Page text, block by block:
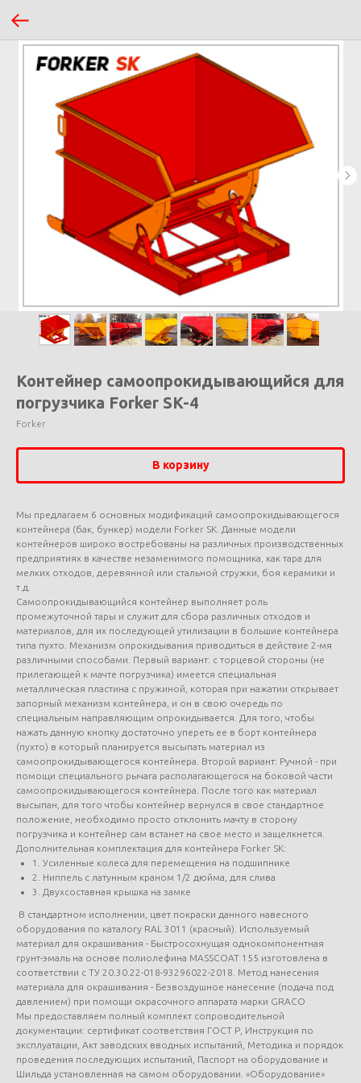
Контейнер самоопрокидывающийся для
погрузчика Forker SK-4
Forker
В корзину
Мы предлагаем 6 основных модификаций самоопрокидывающегося
контейнера (бак, бункер) модели Forker SK. Данные модели
контейнеров широко востребованы на различных производственных
предприятиях в качестве незаменимого помощника, как тара для
мелких отходов, деревянной или стальной стружки, боя керамики и
т.д.
Самоопрокидывающийся контейнер выполняет роль
промежуточной тары и служит для сбора различных отходов и
материалов, для их последующей утилизации в большие контейнера
типа пухто. Механизм опрокидывания приводиться в действие 2-мя
различными способами. Первый вариант: с торцевой стороны (не
прилегающей к мачте погрузчика) имеется специальная
металлическая пластина с пружиной, которая при нажатии открывает
запорный механизм контейнера, и он в свою очередь по
специальным направляющим опрокидывается. Для того, чтобы
нажать данную кнопку достаточно упереть ее в борт контейнера
(пухто) в который планируется высыпать материал из
самоопрокидывающегося контейнера. Второй вариант: Ручной - при
помощи специального рычага располагающегося на боковой части
самоопрокидывающегося контейнера. После того как материал
высыпан, для того чтобы контейнер вернулся в свое стандартное
положение, необходимо просто отклонить мачту в сторону
погрузчика и контейнер сам встанет на свое место и защелкнется.
Дополнительная комплектация для контейнера Forker SK:
1. Усиленные колеса для перемещения на подшипнике
2. Ниппель с латунным краном 1/2 дюйма, для слива
3. Двухсоставная крышка на замке
В стандартном исполнении, цвет покраски данного навесного
оборудования по каталогу RAL 3011 (красный). Используемый
материал для окрашивания - Быстросохнущая однокомпонентная
грунт-эмаль на основе полиолефина MASSCOAT 155 изготовлена в
соответствии с ТУ 20.30.22-018-93296022-2018. Метод нанесения
материала для окрашивания - Безвоздушное нанесение (подача под
давлением) при помощи окрасочного аппарата марки GRACO
Мы предоставляем полный комплект сопроводительной
документации: сертификат соответствия ГОСТ Р, Инструкция по
эксплуатации, Акт заводских вводных испытаний, Методика и порядок
проведения последующих испытаний, Паспорт на оборудование и
Шильда установленная на самом оборудовании. «Оборудование»